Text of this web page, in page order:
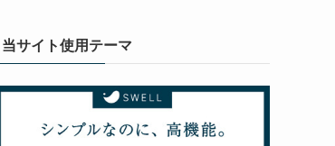
当サイト使用テーマ